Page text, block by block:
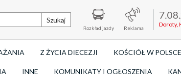
Szukaj
Rozkład jazdy Reklama Doroty,
Z ŻYCIA DIECEZJI KOŚCIÓŁ W POLSCE
INNE KOMUNIKATY I OGŁOSZENIA